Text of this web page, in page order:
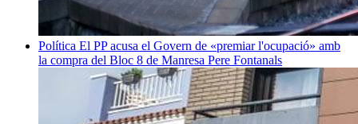
Política El PP acusa el Govern de «premiar l'ocupació» amb
la compra del Bloc 8 de Manresa Pere Fontanals